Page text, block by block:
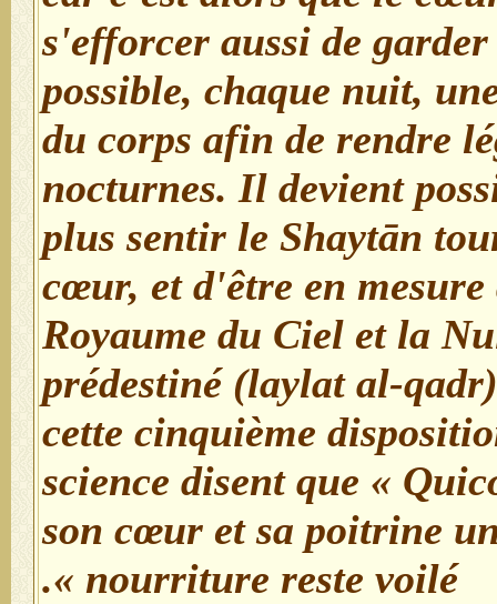
s'efforcer aussi de
possible, chaque nuit,
du corps afin de rendre
nocturnes. Il devient
plus sentir le Shaytān
cœur, et d'être en mesure
Royaume du Ciel et la
prédestiné (laylat al-
cette cinquième
science disent que «
son cœur et sa poitrine
nourriture reste voilé ».